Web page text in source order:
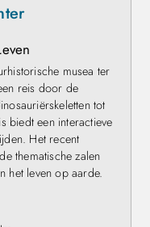
musea ter
reis door de
tot
biedt een interactieve
Het recent
thematische zalen
het leven op aarde.